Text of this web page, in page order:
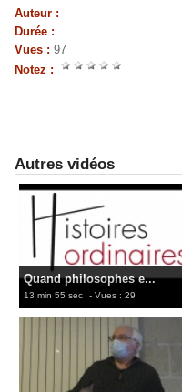
Auteur :
Durée :
Vues : 97
Notez :
Autres vidéos
Quand philosophes e...
13 min 55 sec - Vues : 29